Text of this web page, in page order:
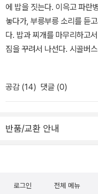
을 통해 위험한 재난 현장, 고
감과 싸우고 있는 소방관들
게 될 거예요. 우리 집 근처
고 있다는 사실을요!
럼 꿈을 잃지는 말기를 바라
에 밥을 짓는다. 이윽고 파란
놓다가, 부릉부릉 소리를 듣
다. 밥과 찌개를 마무리하고
짐을 꾸려서 나선다. 시골버
서 담는다. 바람처럼 부엌일
님은 “엄청 바쁘네” 하고 한
다. 나는 오늘뿐 아니라 언제
쁘다고는 여기지 않는다. 때
걷는다. 이른바 ‘두골∼석
서 기쁘게 일하고 살림하면
공감 (14) 댓글 (0)
반품/교환 안내
로그인 전체 메뉴